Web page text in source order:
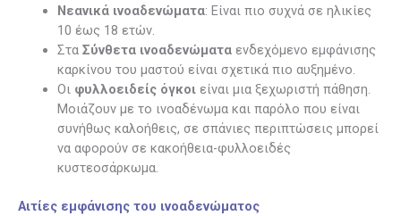
Νεανικά ινοαδενώματα: Είναι πιο συχνά σε ηλικίες
10 έως 18 ετών.
Στα Σύνθετα ινοαδενώματαενδεχόμενο εμφάνισης
καρκίνου του μαστού είναι σχετικά πιο αυξημένο.
Οι φυλλοειδείς όγκοιείναι μια ξεχωριστή πάθηση.
Μοιάζουν με το ινοαδένωμα και παρόλο που είναι
συνήθως καλοήθεις, σε σπάνιες περιπτώσεις μπορεί
να αφορούν σε κακοήθεια-φυλλοειδές
κυστεοσάρκωμα.
Αιτίες εμφάνισης του ινοαδενώματος